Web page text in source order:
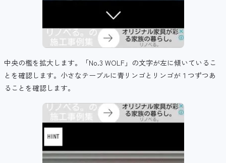
中央の檻を拡大します。「No.3 WOLF」の文字が左に傾いているこ
とを確認します。小さなテーブルに青リンゴとリンゴが１つずつあ
ることを確認します。